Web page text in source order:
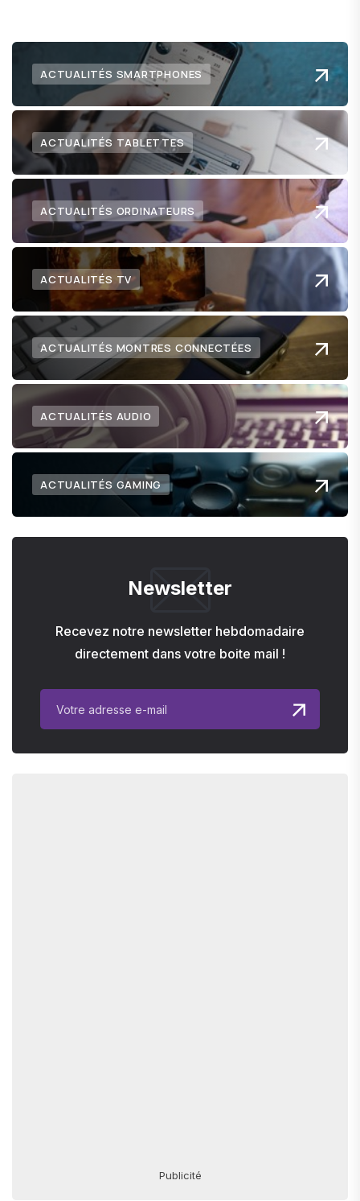
ACTUALITÉS SMARTPHONES
ACTUALITÉS TABLETTES
ACTUALITÉS ORDINATEURS
ACTUALITÉS TV
ACTUALITÉS MONTRES CONNECTÉES
ACTUALITÉS AUDIO
ACTUALITÉS GAMING
Newsletter
Recevez notre newsletter hebdomadaire
directement dans votre boite mail !
Publicité